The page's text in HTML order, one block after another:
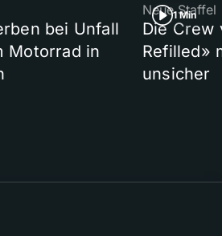
bei Unfall
Motorrad in
1 Min
Neue Staffel
Die Crew
Refilled»
unsicher